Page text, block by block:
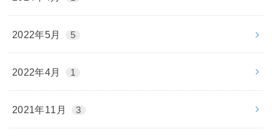
2022年5月 5
2022年4月 1
2021年11月 3